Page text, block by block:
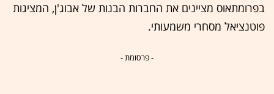
בפרומתאוס מציינים את החברות הבנות של אבוג'ן, המציגות
פוטנציאל מסחרי משמעותי.
- פרסומת -